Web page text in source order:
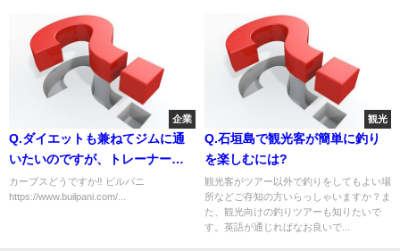
かります♫ 宜しくお願い致しま
す(*˘︶˘*).｡.:*
企業
Q.ダイエットも兼ねてジムに通
いたいのですが、トレーナーさ
ん付けてもらえるジム的なのっ
てありますか？ それか、オスス
カーブスどうですか‼️ ビルパニ
https://www.builpani.com/...
観光
Q.石垣島で観光客が簡単に釣り
を楽しむには?
観光客がツアー以外で釣りをしてもよい場
所などご存知の方いらっしゃいますか？ま
た、観光向けの釣りツアーも知りたいで
す。英語が通じればなお良いで...